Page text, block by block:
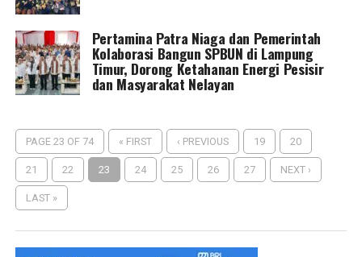
Pertamina Patra Niaga dan Pemerintah
Kolaborasi Bangun SPBUN di Lampung
Timur, Dorong Ketahanan Energi Pesisir
dan Masyarakat Nelayan
PAGE 23 OF 74 « FIRST ‹ PREVIOUS 19 20
21 22 23 24 25 26 27 NEXT ›
LAST »